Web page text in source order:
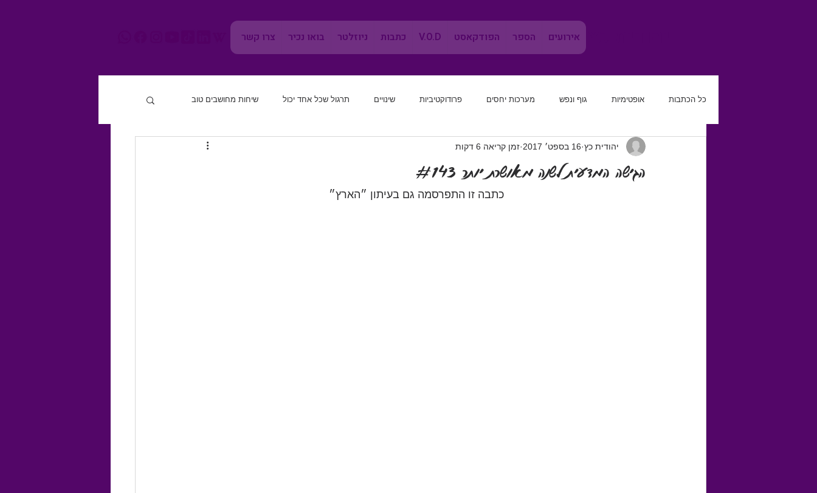
אירועים הספר הפודקאסט V.O.D כתבות ניוזלטר בואו נכיר צרו קשר
כל הכתבות אופטימיות גוף ונפש מערכות יחסים פרודוקטיביות שינויים תרגול שכל אחד יכול שיחות מחושבים טוב
משמעת עצמית להגביר את הטוב מערכות יחסים
הגישה המדעית לשנה מאושרת יותר #143
יהודית כץ 16 בספט׳ 2017 זמן קריאה 6 דקות
   כתבה זו התפרסמה גם בעיתון ״הארץ״